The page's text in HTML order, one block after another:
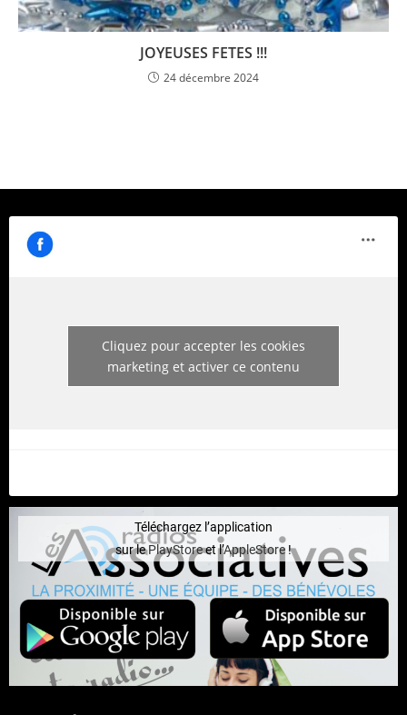
JOYEUSES FETES !!!
24 décembre 2024
Cliquez pour accepter les cookies
marketing et activer ce contenu
Téléchargez l’application
sur lePlayStoreet l’AppleStore !